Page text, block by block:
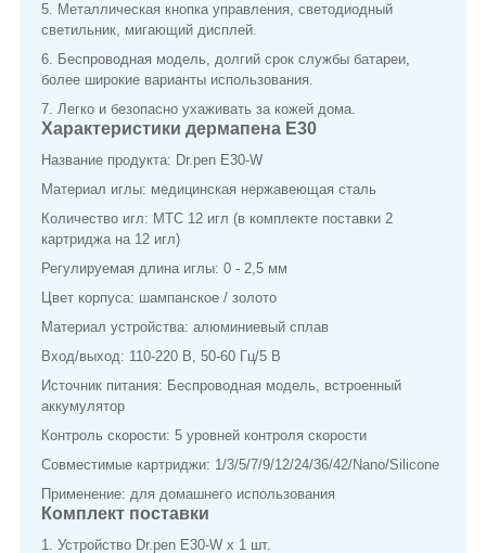
5. Металлическая кнопка управления, светодиодный
светильник, мигающий дисплей.
6. Беспроводная модель, долгий срок службы батареи,
более широкие варианты использования.
7. Легко и безопасно ухаживать за кожей дома.
Характеристики дермапена E30
Название продукта: Dr.pen E30-W
Материал иглы: медицинская нержавеющая сталь
Количество игл: МТС 12 игл (в комплекте поставки 2
картриджа на 12 игл)
Регулируемая длина иглы: 0 - 2,5 мм
Цвет корпуса: шампанское / золото
Материал устройства: алюминиевый сплав
Вход/выход: 110-220 В, 50-60 Гц/5 В
Источник питания: Беспроводная модель, встроенный
аккумулятор
Контроль скорости: 5 уровней контроля скорости
Совместимые картриджи: 1/3/5/7/9/12/24/36/42/Nano/Silicone
Применение: для домашнего использования
Комплект поставки
1. Устройство Dr.pen E30-W х 1 шт.